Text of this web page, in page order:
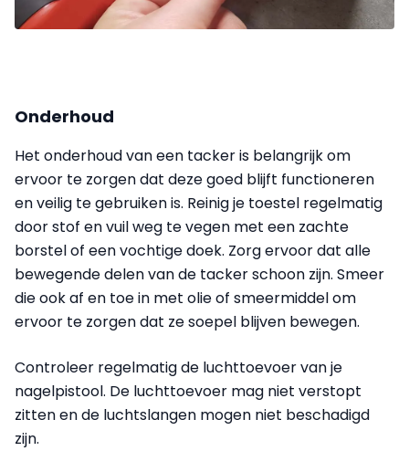
Onderhoud
Het onderhoud van een tacker is belangrijk om
ervoor te zorgen dat deze goed blijft functioneren
en veilig te gebruiken is. Reinig je toestel regelmatig
door stof en vuil weg te vegen met een zachte
borstel of een vochtige doek. Zorg ervoor dat alle
bewegende delen van de tacker schoon zijn. Smeer
die ook af en toe in met olie of smeermiddel om
ervoor te zorgen dat ze soepel blijven bewegen.
Controleer regelmatig de luchttoevoer van je
nagelpistool. De luchttoevoer mag niet verstopt
zitten en de luchtslangen mogen niet beschadigd
zijn.